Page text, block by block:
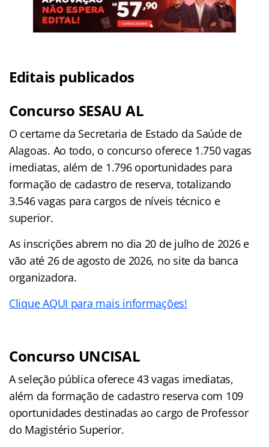
Editais publicados
Concurso SESAU AL
O certame da Secretaria de Estado da Saúde de
Alagoas. Ao todo, o concurso oferece 1.750 vagas
imediatas, além de 1.796 oportunidades para
formação de cadastro de reserva, totalizando
3.546 vagas para cargos de níveis técnico e
superior.
As inscrições abrem no dia 20 de julho de 2026 e
vão até 26 de agosto de 2026, no site da banca
organizadora.
Clique AQUI para mais informações!
Concurso UNCISAL
A seleção pública oferece 43 vagas imediatas,
além da formação de cadastro reserva com 109
oportunidades destinadas ao cargo de Professor
do Magistério Superior.